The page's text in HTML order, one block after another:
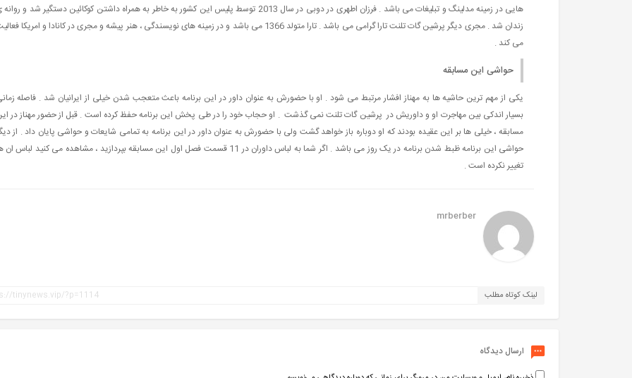
هایی در زمینه مدلینگ و تبلیغات می باشد . فرزان اطهری در دوبی در سال 2013 توسط پلیس این کشور به خاطر به همراه داشتن کوکائین دستگیر شد و
زندان شد . مجری دیگر پرشین گات تلنت تارا گرامی می باشد . تارا متولد 1366 می باشد و در زمینه های نویسندگی ، هنر پیشه و مجری در کانادا و امریکا
می کند .
حواشی این مسابقه
یکی از مهم ترین حاشیه ها به مهناز افشار مرتبط می شود . او با حضورش به عنوان داور در این برنامه باعث متعجب شدن خیلی از ایرانیان شد . فاصله
بسیار اندکی بین مهاجرت او و داوریش در پرشین گات تلنت نمی گذشت . او حجاب خود را در طی پخش این برنامه حفظ کرده است . قبل از حضور مهناز در
مسابقه ، خیلی ها بر این عقیده بودند که او دوباره باز خواهد گشت ولی با حضورش به عنوان داور در این برنامه به تمامی شایعات و حواشی پایان داد . از
حواشی این برنامه ظبط شدن برنامه در یک روز می باشد . اگر شما به لباس داوران در 11 قسمت فصل اول این مسابقه بپردازید ، مشاهده می کنید لباس
تغییر نکرده است .
mrberber
لینک کوتاه مطلب
ارسال دیدگاه